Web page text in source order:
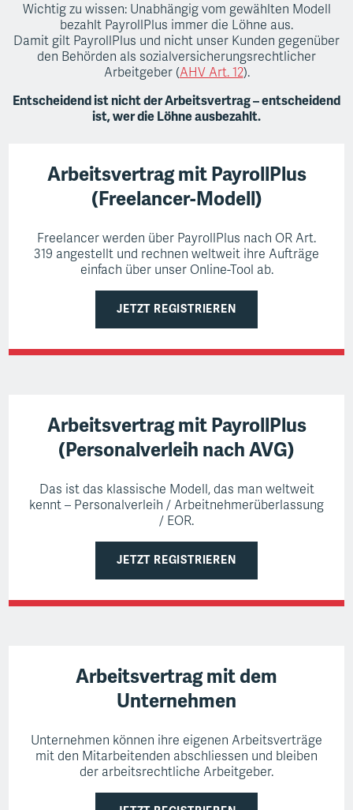
Wichtig zu wissen: Unabhängig vom gewählten Modell
bezahlt PayrollPlus immer die Löhne aus.
Damit gilt PayrollPlus und nicht unser Kunden gegenüber
den Behörden als sozialversicherungsrechtlicher
Arbeitgeber (AHV Art. 12).
Entscheidend ist nicht der Arbeitsvertrag – entscheidend
ist, wer die Löhne ausbezahlt.
Arbeitsvertrag mit PayrollPlus
(Freelancer-Modell)
Freelancer werden über PayrollPlus nach OR Art.
319 angestellt und rechnen weltweit ihre Aufträge
einfach über unser Online-Tool ab.
JETZT REGISTRIEREN
Arbeitsvertrag mit PayrollPlus
(Personalverleih nach AVG)
Das ist das klassische Modell, das man weltweit
kennt – Personalverleih / Arbeitnehmerüberlassung
/ EOR.
JETZT REGISTRIEREN
Arbeitsvertrag mit dem
Unternehmen
Unternehmen können ihre eigenen Arbeitsverträge
mit den Mitarbeitenden abschliessen und bleiben
der arbeitsrechtliche Arbeitgeber.